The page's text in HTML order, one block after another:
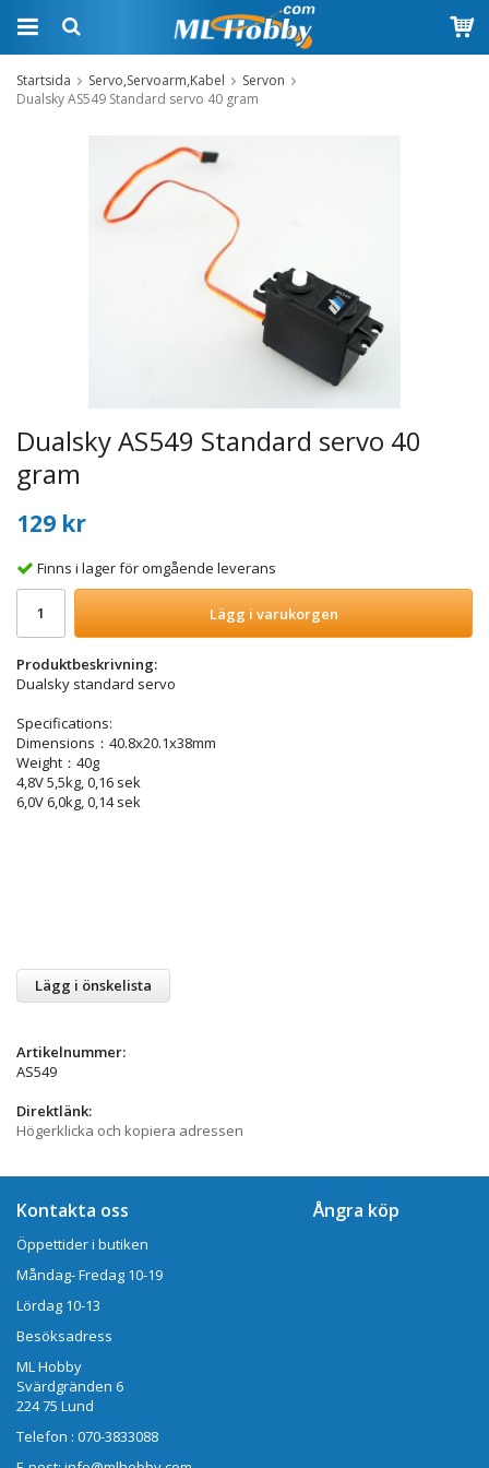
Startsida Servo,Servoarm,Kabel
Servon
Dualsky AS549 Standard servo 40 gram
Dualsky AS549 Standard servo 40
gram
129 kr
Finns i lager för omgående leverans
Lägg i varukorgen
Produktbeskrivning:
Dualsky standard servo
Specifications:
Dimensions：40.8x20.1x38mm
Weight：40g
4,8V 5,5kg, 0,16 sek
6,0V 6,0kg, 0,14 sek
Lägg i önskelista
Artikelnummer:
AS549
Direktlänk:
Högerklicka och kopiera adressen
Kontakta oss
Öppettider i butiken
Måndag- Fredag 10-19
Lördag 10-13
Besöksadress
ML Hobby
Svärdgränden 6
224 75 Lund
Telefon : 070-3833088
Ångra köp